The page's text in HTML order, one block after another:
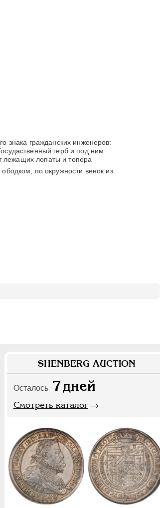
знака гражданских инженеров:
герб и под ним
лежащих лопаты и топора
по окружности венок из
SHENBERG AUCTION
Осталось 7дней
Смотреть каталог